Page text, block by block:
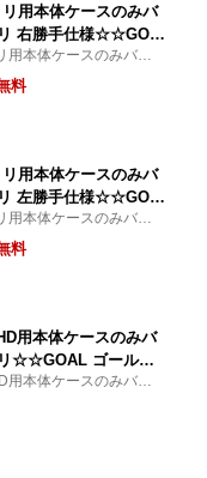
用本体ケースのみバ
右勝手仕様☆☆GOA
ゴール☆☆
補修 交換 部品 パーツ
本体ケースのみバック
仕様
料
用本体ケースのみバ
左勝手仕様☆☆GOA
ゴール☆☆
補修 交換 部品 パーツ
本体ケースのみバック
仕様
料
用本体ケースのみバ
☆☆GOAL ゴール☆H
☆☆ 玄関 ドア 扉 修理
ツ
本体ケースのみバック